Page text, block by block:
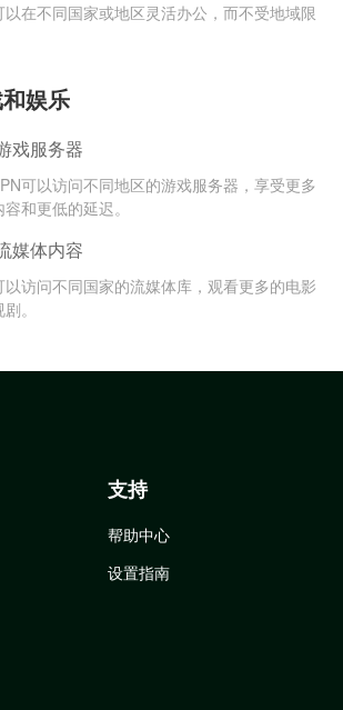
以在不同国家或地区灵活办公，而不受地域限
娱乐
戏服务器
可以访问不同地区的游戏服务器，享受更多
和更低的延迟。
媒体内容
以访问不同国家的流媒体库，观看更多的电影
。
支持
帮助中心
设置指南